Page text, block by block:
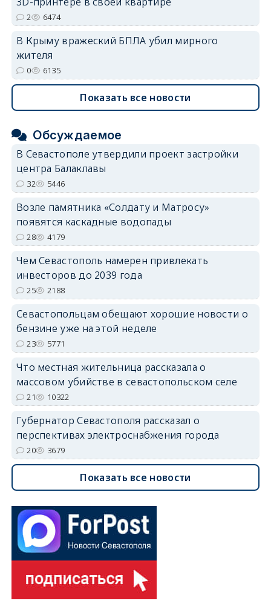
2 6474
В Крыму вражеский БПЛА убил мирного
жителя
0 6135
Показать все новости
Обсуждаемое
В Севастополе утвердили проект застройки
центра Балаклавы
32 5446
Возле памятника «Солдату и Матросу»
появятся каскадные водопады
28 4179
Чем Севастополь намерен привлекать
инвесторов до 2039 года
25 2188
Севастопольцам обещают хорошие новости о
бензине уже на этой неделе
23 5771
Что местная жительница рассказала о
массовом убийстве в севастопольском селе
21 10322
Губернатор Севастополя рассказал о
перспективах электроснабжения города
20 3679
Показать все новости